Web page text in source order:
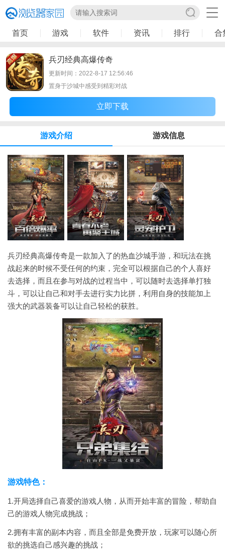
首页 游戏 软件 资讯 排行 合
兵刃经典高爆传奇
更新时间：2022-8-17 12:56:46
置身于沙城中感受到精彩对战
立即下载
游戏介绍 游戏信息
兵刃经典高爆传奇是一款加入了的热血沙城手游，和玩法在挑
战起来的时候不受任何的约束，完全可以根据自己的个人喜好
去选择，而且在参与对战的过程当中，可以随时去选择单打独
斗，可以让自己和对手去进行实力比拼，利用自身的技能加上
强大的武器装备可以让自己轻松的获胜。
游戏特色：
1.开局选择自己喜爱的游戏人物，从而开始丰富的冒险，帮助自
己的游戏人物完成挑战；
2.拥有丰富的副本内容，而且全部是免费开放，玩家可以随心所
欲的挑选自己感兴趣的挑战；